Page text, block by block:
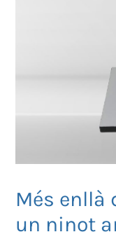
Més enllà
un ninot